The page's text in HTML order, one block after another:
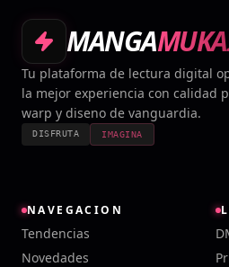
MANGA
Tu plataforma de lectura digital
la mejor experiencia con calidad
warp y diseno de vanguardia.
DISFRUTA IMAGINA
NAVEGACION
Tendencias
Novedades